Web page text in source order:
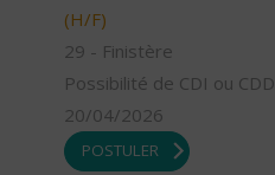
(H/F)
29 - Finistère
Possibilité de CDI ou CDD
20/04/2026
POSTULER